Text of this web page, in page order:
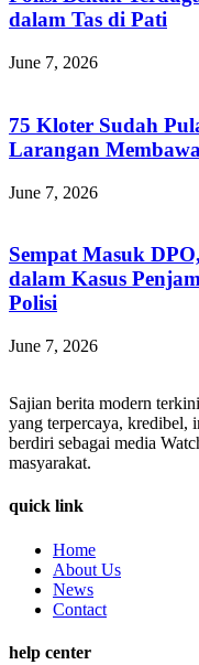
dalam Tas di Pati
June 7, 2026
75 Kloter Sudah
Larangan
June 7, 2026
Sempat Masuk
dalam Kasus
Polisi
June 7, 2026
Sajian berita modern
yang terpercaya, kredibel,
berdiri sebagai media
masyarakat.
quick link
Home
About Us
News
Contact
help center